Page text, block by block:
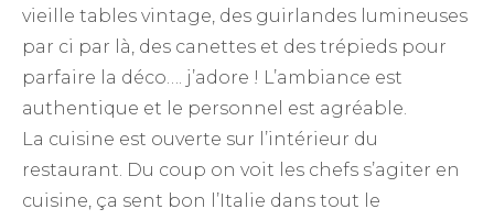
vieille tables vintage, des guirlandes lumineuses
par ci par là, des canettes et des trépieds pour
parfaire la déco…. j’adore ! L’ambiance est
authentique et le personnel est agréable.
La cuisine est ouverte sur l’intérieur du
restaurant. Du coup on voit les chefs s’agiter en
cuisine, ça sent bon l’Italie dans tout le